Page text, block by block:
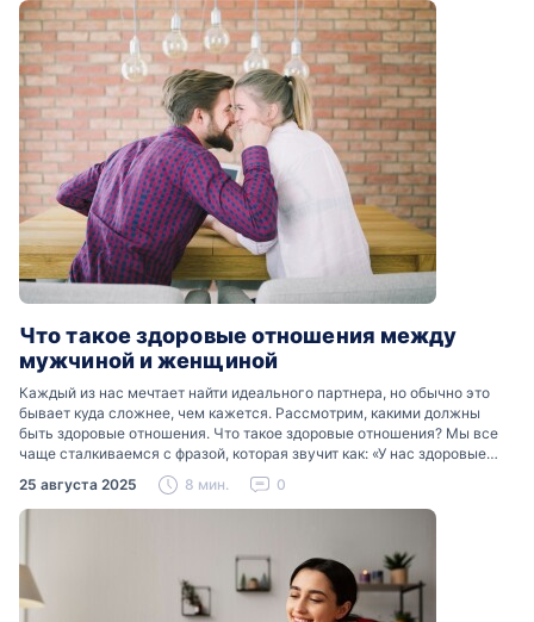
Что такое здоровые отношения между
мужчиной и женщиной
Каждый из нас мечтает найти идеального партнера, но обычно это
бывает куда сложнее, чем кажется. Рассмотрим, какими должны
быть здоровые отношения. Что такое здоровые отношения? Мы все
чаще сталкиваемся с фразой, которая звучит как: «У нас здоровые
отношения». Что именно подразумевается…
25 августа 2025 8 мин. 0